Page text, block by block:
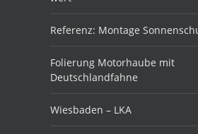
Referenz: Montage
Folierung Motorhaube mit
Deutschlandfahne
Wiesbaden – LKA